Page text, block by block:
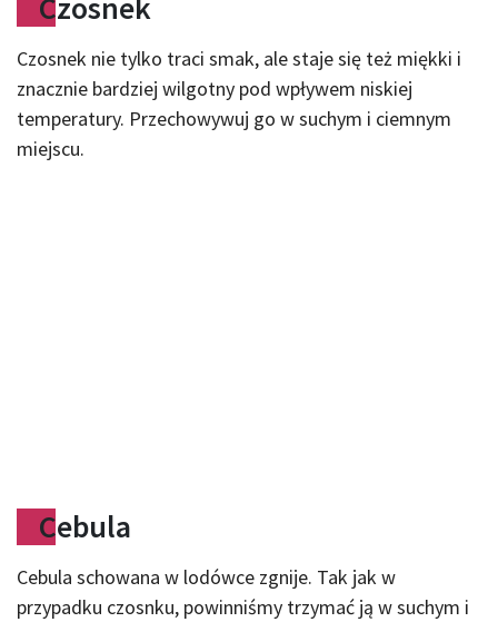
Czosnek nie tylko traci smak, ale staje się też miękki i
znacznie bardziej wilgotny pod wpływem niskiej
temperatury. Przechowywuj go w suchym i ciemnym
miejscu.
Cebula
Cebula schowana w lodówce zgnije. Tak jak w
przypadku czosnku, powinniśmy trzymać ją w suchym i